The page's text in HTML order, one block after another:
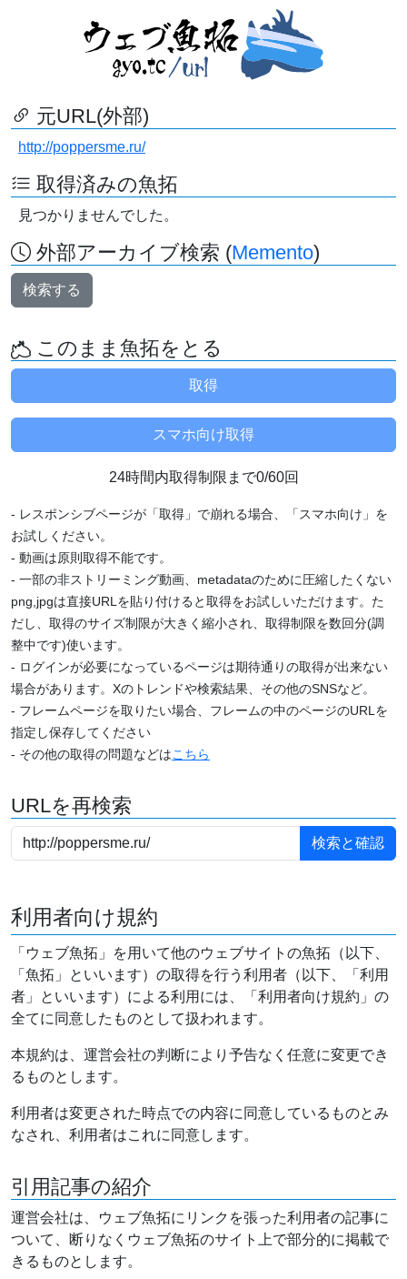
元URL(外部)
http://poppersme.ru/
取得済みの魚拓
見つかりませんでした。
外部アーカイブ検索 (Memento)
検索する
このまま魚拓をとる
24時間内取得制限まで0/60回
- レスポンシブページが「取得」で崩れる場合、「スマホ向け」を
お試しください。
- 動画は原則取得不能です。
- 一部の非ストリーミング動画、metadataのために圧縮したくない
png,jpgは直接URLを貼り付けると取得をお試しいただけます。た
だし、取得のサイズ制限が大きく縮小され、取得制限を数回分(調
整中です)使います。
- ログインが必要になっているページは期待通りの取得が出来ない
場合があります。Xのトレンドや検索結果、その他のSNSなど。
- フレームページを取りたい場合、フレームの中のページのURLを
指定し保存してください
- その他の取得の問題などはこちら
URLを再検索
利用者向け規約
「ウェブ魚拓」を用いて他のウェブサイトの魚拓（以下、
「魚拓」といいます）の取得を行う利用者（以下、「利用
者」といいます）による利用には、「利用者向け規約」の
全てに同意したものとして扱われます。
本規約は、運営会社の判断により予告なく任意に変更でき
るものとします。
利用者は変更された時点での内容に同意しているものとみ
なされ、利用者はこれに同意します。
引用記事の紹介
運営会社は、ウェブ魚拓にリンクを張った利用者の記事に
ついて、断りなくウェブ魚拓のサイト上で部分的に掲載で
きるものとします。